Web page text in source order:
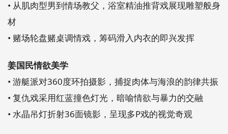
• 从肌肉型男到情场教父，浴室精油推背戏展现雕塑般身
材
• 赌场轮盘赌桌调情戏，筹码滑入内衣的即兴发挥
姜国民情欲美学
• 游艇派对360度环拍摄影，捕捉肉体与海浪的韵律共振
• 复仇戏采用红蓝撞色灯光，暗喻情欲与暴力的交融
• 水晶吊灯折射36面镜影，呈现多P戏的视觉奇观